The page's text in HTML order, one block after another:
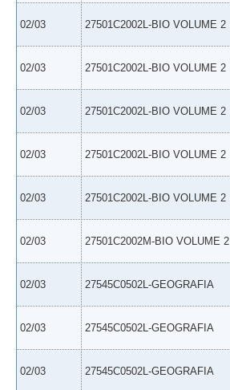
02/03 27501C2002L-BIO VOLUME 2
02/03 27501C2002L-BIO VOLUME 2
02/03 27501C2002L-BIO VOLUME 2
02/03 27501C2002L-BIO VOLUME 2
02/03 27501C2002L-BIO VOLUME 2
02/03 27501C2002M-BIO VOLUME 2
02/03 27545C0502L-GEOGRAFIA
02/03 27545C0502L-GEOGRAFIA
02/03 27545C0502L-GEOGRAFIA